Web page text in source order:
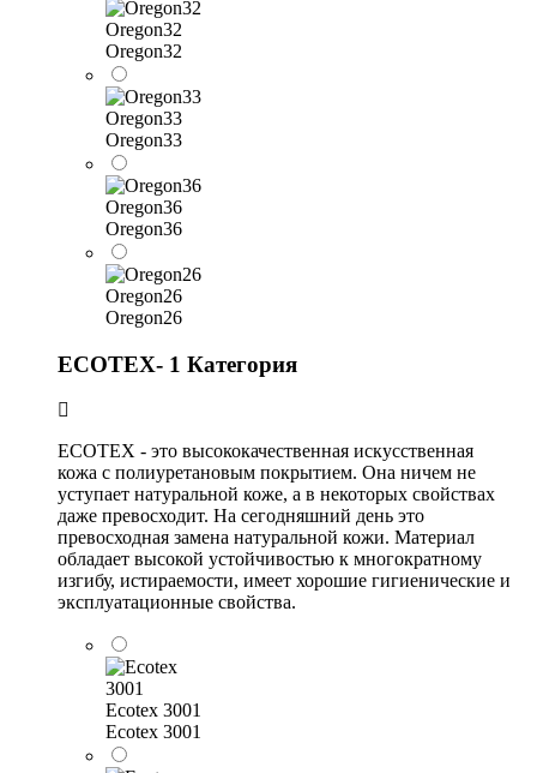
Oregon32
Oregon32
Oregon33
Oregon33
Oregon36
Oregon36
Oregon26
Oregon26
ECOTEX- 1 Категория
ECOTEX - это высококачественная искусственная
кожа с полиуретановым покрытием. Она ничем не
уступает натуральной коже, а в некоторых свойствах
даже превосходит. На сегодняшний день это
превосходная замена натуральной кожи. Материал
обладает высокой устойчивостью к многократному
изгибу, истираемости, имеет хорошие гигиенические и
эксплуатационные свойства.
Ecotex 3001
Ecotex 3001